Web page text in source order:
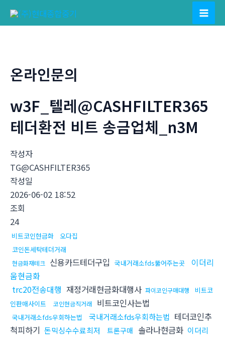
Main
온라인문의
w3F_텔레@CASHFILTER365
테더환전 비트 송금업체_n3M
작성자
TG@CASHFILTER365
작성일
2026-06-02 18:52
조회
24
비트코인현금화
오다집
코인돈세탁테더거래
현금화재테크 신용카드테더구입 국내거래소fds뚫어주는곳
이더리
움현금화
trc20전송대행 재정거래현금화대행사 파이코인구매대행
비트코
인판매사이트
코인현금직거래 비트코인사는법
국내거래소fds우회하는법 국내거래소fds우회하는법 테더코인추
척피하기 돈믹싱수수료최저 트론구매 솔라나현금화 이더리